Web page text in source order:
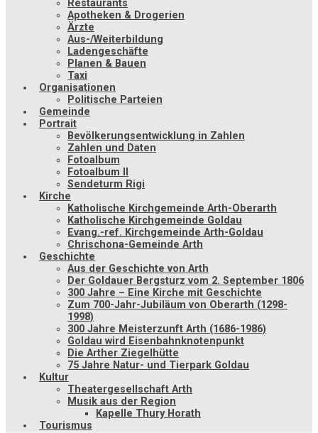
Restaurants
Apotheken & Drogerien
Ärzte
Aus-/Weiterbildung
Ladengeschäfte
Planen & Bauen
Taxi
Organisationen
Politische Parteien
Gemeinde
Portrait
Bevölkerungsentwicklung in Zahlen
Zahlen und Daten
Fotoalbum
Fotoalbum II
Sendeturm Rigi
Kirche
Katholische Kirchgemeinde Arth-Oberarth
Katholische Kirchgemeinde Goldau
Evang.-ref. Kirchgemeinde Arth-Goldau
Chrischona-Gemeinde Arth
Geschichte
Aus der Geschichte von Arth
Der Goldauer Bergsturz vom 2. September 1806
300 Jahre – Eine Kirche mit Geschichte
Zum 700-Jahr-Jubiläum von Oberarth (1298-
1998)
300 Jahre Meisterzunft Arth (1686-1986)
Goldau wird Eisenbahnknotenpunkt
Die Arther Ziegelhütte
75 Jahre Natur- und Tierpark Goldau
Kultur
Theatergesellschaft Arth
Musik aus der Region
Kapelle Thury Horath
Tourismus